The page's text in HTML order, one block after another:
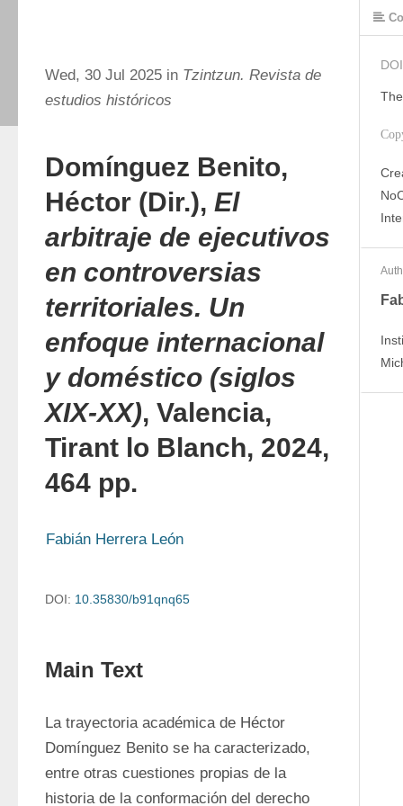
Wed, 30 Jul 2025 in Tzintzun. Revista de
estudios históricos
Domínguez Benito,
Héctor (Dir.), El
arbitraje de ejecutivos
en controversias
territoriales. Un
enfoque internacional
y doméstico (siglos
XIX-XX), Valencia,
Tirant lo Blanch, 2024,
464 pp.
Fabián Herrera León
DOI: 10.35830/b91qnq65
Main Text
La trayectoria académica de Héctor
Domínguez Benito se ha caracterizado,
entre otras cuestiones propias de la
historia de la conformación del derecho
DOI